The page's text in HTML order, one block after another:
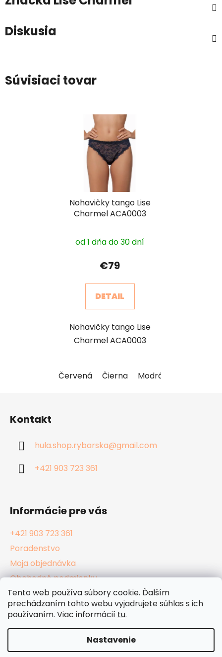
Tento web používa súbory cookie. Ďalším
prechádzaním tohto webu vyjadrujete súhlas s ich
používaním. Viac informácií tu.
Nastavenie
Diskusia
Súvisiaci tovar
Nohavičky tango Lise
Charmel ACA0003
od 1 dňa do 30 dní
€79
DETAIL
Nohavičky tango Lise
Charmel ACA0003
Červená Čierna Modrá
Kontakt
hula.shop.rybarska@gmail.com
+421 903 723 361
Informácie pre vás
+421 903 723 361
Poradenstvo
Moja objednávka
Obchodné podmienky
Reklamačný poriadok
Podmienky ochrany osobných údajov